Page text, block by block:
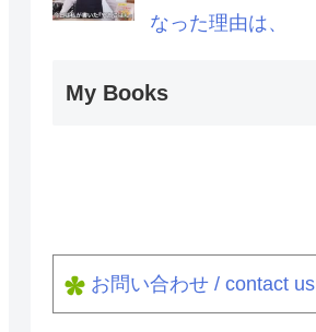
なった理由は、
My Books
お問い合わせ / contact us